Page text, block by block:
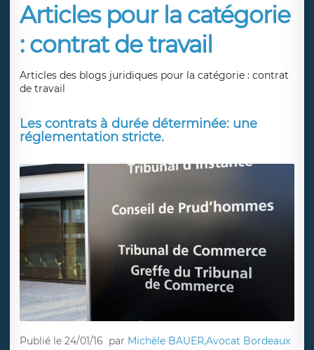
Articles pour la catégorie
: contrat de travail
Articles des blogs juridiques pour la catégorie : contrat
de travail
Les contrats à durée déterminée: une
réglementation stricte.
Publié le 24/01/16 par Michèle BAUER,Avocat Bordeaux